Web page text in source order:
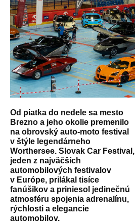
Od piatka do nedele sa mesto
Brezno a jeho okolie premenilo
na obrovský auto-moto festival
v štýle legendárneho
Worthersee. Slovak Car Festival,
jeden z najväčších
automobilových festivalov
v Európe, prilákal tisíce
fanúšikov a priniesol jedinečnú
atmosféru spojenia adrenalínu,
rýchlosti a elegancie
automobilov.